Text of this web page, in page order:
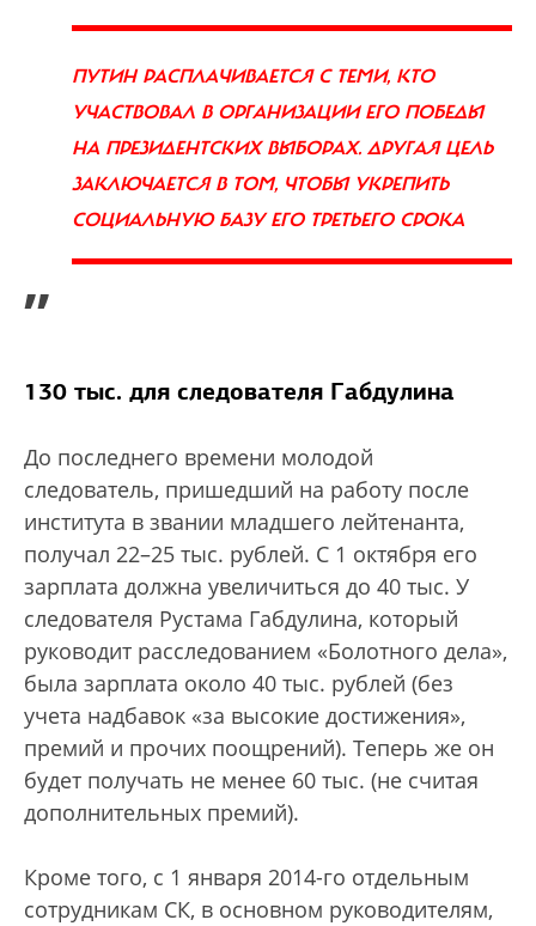
ПУТИН РАСПЛАЧИВАЕТСЯ С ТЕМИ, КТО
УЧАСТВОВАЛ В ОРГАНИЗАЦИИ ЕГО ПОБЕДЫ
НА ПРЕЗИДЕНТСКИХ ВЫБОРАХ. ДРУГАЯ ЦЕЛЬ
ЗАКЛЮЧАЕТСЯ В ТОМ, ЧТОБЫ УКРЕПИТЬ
СОЦИАЛЬНУЮ БАЗУ ЕГО ТРЕТЬЕГО СРОКА
”
130 тыс. для следователя Габдулина
До последнего времени молодой
следователь, пришедший на работу после
института в звании младшего лейтенанта,
получал 22–25 тыс. рублей. С 1 октября его
зарплата должна увеличиться до 40 тыс. У
следователя Рустама Габдулина, который
руководит расследованием «Болотного дела»,
была зарплата около 40 тыс. рублей (без
учета надбавок «за высокие достижения»,
премий и прочих поощрений). Теперь же он
будет получать не менее 60 тыс. (не считая
дополнительных премий).
Кроме того, с 1 января 2014-го отдельным
сотрудникам СК, в основном руководителям,